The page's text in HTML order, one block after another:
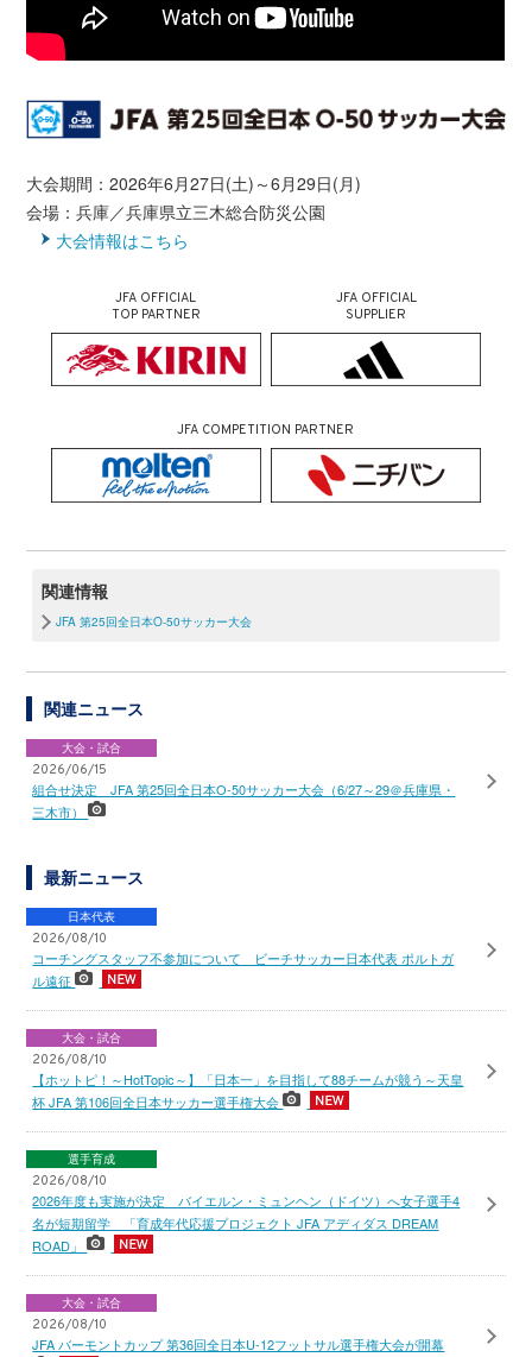
大会期間：2026年6月27日(土)～6月29日(月)
会場：兵庫／兵庫県立三木総合防災公園
大会情報はこちら
JFA OFFICIAL
TOP PARTNER
JFA OFFICIAL
SUPPLIER
JFA COMPETITION PARTNER
関連情報
JFA 第25回全日本O-50サッカー大会
関連ニュース
大会・試合
2026/06/15
組合せ決定 JFA 第25回全日本O-50サッカー大会（6/27～29＠兵庫県・
三木市）
最新ニュース
日本代表
2026/08/10
コーチングスタッフ不参加について ビーチサッカー日本代表 ポルトガ
ル遠征
大会・試合
2026/08/10
【ホットピ！～HotTopic～】「日本一」を目指して88チームが競う～天皇
杯 JFA 第106回全日本サッカー選手権大会
選手育成
2026/08/10
2026年度も実施が決定 バイエルン・ミュンヘン（ドイツ）へ女子選手4
名が短期留学 「育成年代応援プロジェクト JFA アディダス DREAM
ROAD」
大会・試合
2026/08/10
JFA バーモントカップ 第36回全日本U-12フットサル選手権大会が開幕